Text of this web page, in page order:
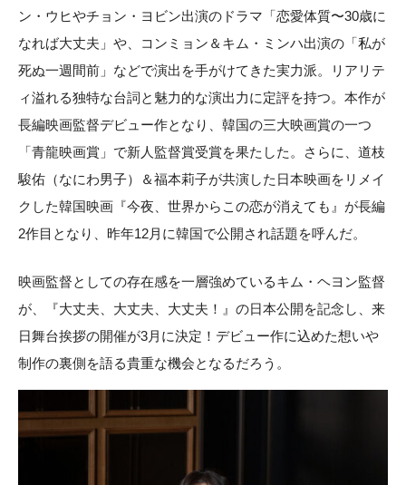
ン・ウヒやチョン・ヨビン出演のドラマ「恋愛体質〜30歳に
なれば大丈夫」や、コンミョン＆キム・ミンハ出演の「私が
死ぬ一週間前」などで演出を手がけてきた実力派。リアリテ
ィ溢れる独特な台詞と魅力的な演出力に定評を持つ。本作が
長編映画監督デビュー作となり、韓国の三大映画賞の一つ
「青龍映画賞」で新人監督賞受賞を果たした。さらに、道枝
駿佑（なにわ男子）＆福本莉子が共演した日本映画をリメイ
クした韓国映画『今夜、世界からこの恋が消えても』が長編
2作目となり、昨年12月に韓国で公開され話題を呼んだ。
映画監督としての存在感を一層強めているキム・ヘヨン監督
が、『大丈夫、大丈夫、大丈夫！』の日本公開を記念し、来
日舞台挨拶の開催が3月に決定！デビュー作に込めた想いや
制作の裏側を語る貴重な機会となるだろう。